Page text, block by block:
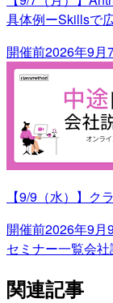
具体例ーSkillsで
開催前2026年9月
【9/9（水）】ク
開催前2026年9月
セミナー一覧会
関連記事